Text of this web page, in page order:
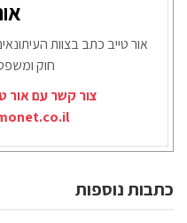
אור טייב כתב בצוות
חוק
צור קשר עם אור
כתבות נוספות